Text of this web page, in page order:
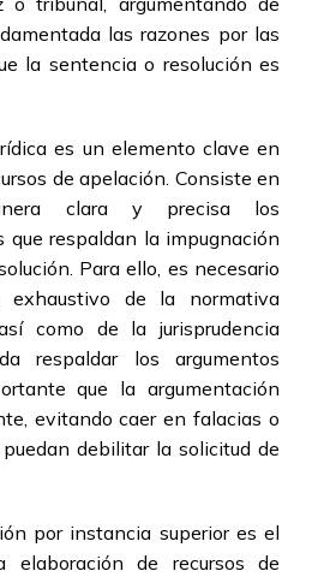
las razones por las
la sentencia o resolución es
es un elemento clave en
de apelación. Consiste en
clara y precisa los
que respaldan la impugnación
Para ello, es necesario
exhaustivo de la normativa
como de la jurisprudencia
respaldar los argumentos
que la argumentación
evitando caer en falacias o
debilitar la solicitud de
por instancia superior es el
de recursos de